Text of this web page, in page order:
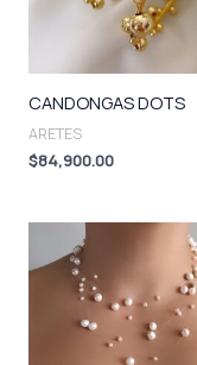
CANDONGAS DOTS
ARETES
$84,900.00